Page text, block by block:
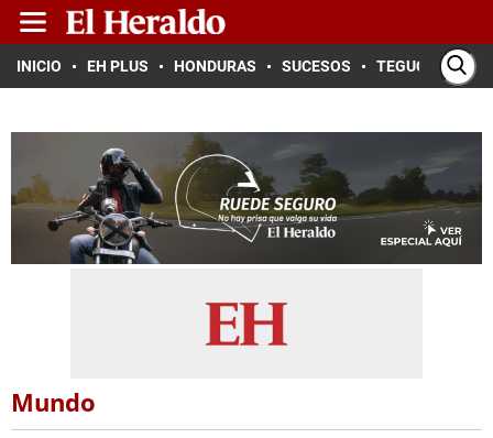
INICIO EH PLUS HONDURAS SUCESOS TEGUCIGALPA
Mundo